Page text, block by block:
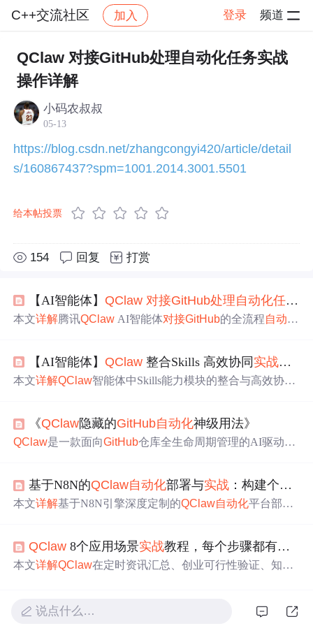
C++交流社区 加入 登录 频道
社区 C++交流社区 交流讨论 帖子详情
QClaw 对接GitHub处理自动化任务实战
操作详解
小码农叔叔
05-13
https://blog.csdn.net/zhangcongyi420/article/detail
s/160867437?spm=1001.2014.3001.5501
给本帖投票
154 回复 打赏
【AI智能体】 QClaw 对接GitHub处理自动化任务
本文详解腾讯QClaw AI智能体对接GitHub的全流程自动化
档生成、自动发邮件等日常任务中的应用。内容聚焦本地
化AI Agent如何通过自然语言驱动Git工作流，提升开发效
【AI智能体】 QClaw 整合Skills 高效协同 实战操作
本文详解QClaw智能体中Skills能力模块的整合与高效协同
介绍本地部署（直接放置、指令调用、对话激活、CL
I）、手动创建、魔法生成、三方社区模板（Anthropic/GitH
度与安全本地化优势。
《QClaw隐藏的GitHub自动化神级用法》
QClaw是一款面向GitHub仓库全生命周期管理的AI驱动自
置、多仓协同、权限控制及文档与备份自动化 。其核心优
势在于上下文感知的智能决策、零代码低门槛、可扩展技
基于N8N的QClaw自动化部署与实战 ：构建个人效率工作流
本文详解基于N8N引擎深度定制的QClaw自动化平台部署
自动归档至Notion/Obsidian三大实战案例，并强调安全性
（环境变量管理）、调试方法、错误处理及工作流模块化
QClaw 8个应用场景实战教程，每个步骤都有截图 (
本文详解QClaw在定时资讯汇总、创业可行性验证、知识
涵盖Prompt示例、
，突出其通过S
说点什么…